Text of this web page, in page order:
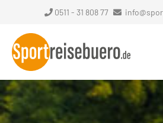
0511 - 31 808 77